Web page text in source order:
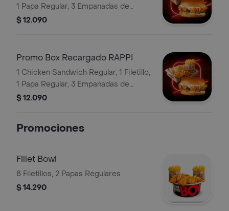
1 Papa Regular, 3 Empanadas de
Queso Snack, Bebida Lata
$ 12.090
Promo Box Recargado RAPPI
1 Chicken Sandwich Regular, 1 Filetillo,
1 Papa Regular, 3 Empanadas de
Queso Snack, Bebida Lata
$ 12.090
Promociones
Fillet Bowl
8 Filetillos, 2 Papas Regulares
$ 14.290